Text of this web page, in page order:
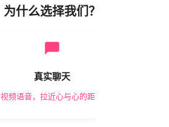
为什么选择我们？
真实聊天
视频语音，拉近心与心的距离